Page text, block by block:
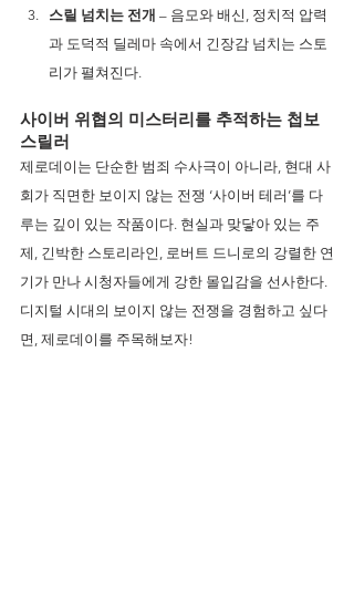
스릴 넘치는 전개 – 음모와 배신, 정치적 압력
과 도덕적 딜레마 속에서 긴장감 넘치는 스토
리가 펼쳐진다.
사이버 위협의 미스터리를 추적하는 첩보
스릴러
제로데이는 단순한 범죄 수사극이 아니라, 현대 사
회가 직면한 보이지 않는 전쟁 ‘사이버 테러’를 다
루는 깊이 있는 작품이다. 현실과 맞닿아 있는 주
제, 긴박한 스토리라인, 로버트 드니로의 강렬한 연
기가 만나 시청자들에게 강한 몰입감을 선사한다.
디지털 시대의 보이지 않는 전쟁을 경험하고 싶다
면, 제로데이를 주목해보자!